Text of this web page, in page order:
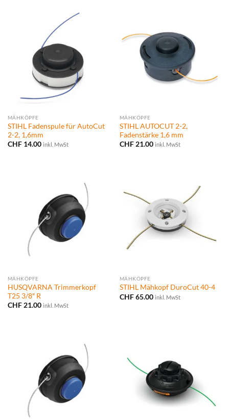
MÄHKÖPFE
STIHL Fadenspule für AutoCut
2-2, 1,6mm
CHF14.00 inkl. MwSt
MÄHKÖPFE
STIHL AUTOCUT 2-2,
Fadenstärke 1,6 mm
CHF21.00 inkl. MwSt
MÄHKÖPFE
HUSQVARNA Trimmerkopf
T25 3/8″ R
CHF21.00 inkl. MwSt
MÄHKÖPFE
STIHL Mähkopf DuroCut 40-4
CHF65.00 inkl. MwSt